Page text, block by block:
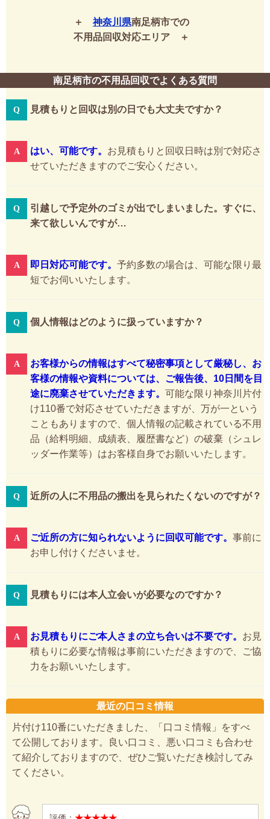
神奈川県南足柄市での
不用品回収対応エリア
南足柄市の不用品回収でよくある質問
見積もりと回収は別の日でも大丈夫ですか？
はい、可能です。 お見積もりと回収日時は別で対応さ
せていただきますのでご安心ください。
引越しで予定外のゴミが出でしまいました。すぐに、
来て欲しいんですが…
即日対応可能です。 予約多数の場合は、可能な限り最
短でお伺いいたします。
個人情報はどのように扱っていますか？
お客様からの情報はすべて秘密事項として厳秘し、お
客様の情報や資料については、ご報告後、10日間を目
途に廃棄させていただきます。 可能な限り神奈川片付
け110番で対応させていただきますが、万が一という
こともありますので、個人情報の記載されている不用
品（給料明細、成績表、履歴書など）の破棄（シュレ
ッダー作業等）はお客様自身でお願いいたします。
近所の人に不用品の搬出を見られたくないのですが？
ご近所の方に知られないように回収可能です。 事前に
お申し付けくださいませ。
見積もりには本人立会いが必要なのですか？
お見積もりにご本人さまの立ち合いは不要です。 お見
積もりに必要な情報は事前にいただきますので、ご協
力をお願いいたします。
最近の口コミ情報
片付け110番にいただきました、「口コミ情報」をすべ
て公開しております。良い口コミ、悪い口コミも合わせ
て紹介しておりますので、ぜひご覧いただき検討してみ
てください。